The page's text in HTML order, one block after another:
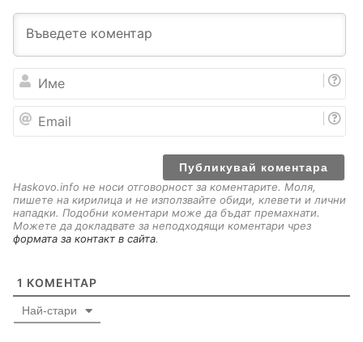
е
a
Haskovo.info не носи отговорност за коментарите. Моля,
пишете на кирилица и не използвайте обиди, клевети и лични
нападки. Подобни коментари може да бъдат премахнати.
Можете да докладвате за неподходящи коментари чрез
формата за контакт в сайта.
1 КОМЕНТАР
Най-стари